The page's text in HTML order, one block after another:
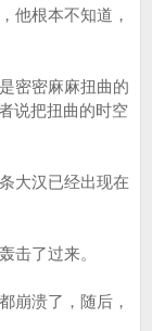
他根本不知道，
密密麻麻扭曲的
说把扭曲的时空
大汉已经出现在
击了过来。
崩溃了，随后，